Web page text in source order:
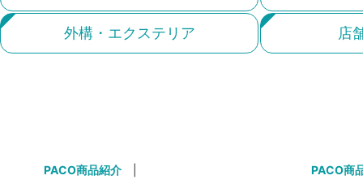
外構・エクステリア 店
PACO商品紹介 PACO商